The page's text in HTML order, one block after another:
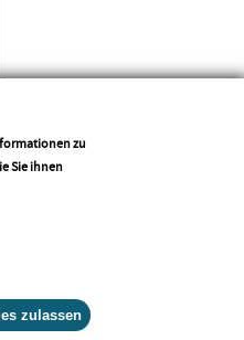
zu
Sie ihnen
zulassen